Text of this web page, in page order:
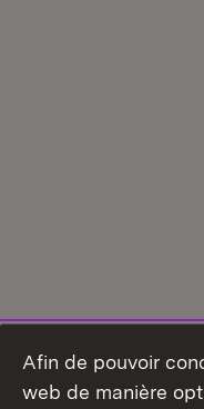
Afin de pouvoir
web de manière